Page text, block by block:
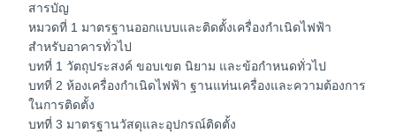
กำเนิด
ไฟฟ้า
พ.ศ.
2568
ชิ้น
สารบัญ
หมวดที่ 1 มาตรฐานออกแบบและติดตั้งเครื่องกำเนิดไฟฟ้า
สำหรับอาคารทั่วไป
บทที่ 1 วัตถุประสงค์ ขอบเขต นิยาม และข้อกำหนดทั่วไป
บทที่ 2 ห้องเครื่องกำเนิดไฟฟ้า ฐานแท่นเครื่องและความต้องการ
ในการติดตั้ง
บทที่ 3 มาตรฐานวัสดุและอุปกรณ์ติดตั้ง